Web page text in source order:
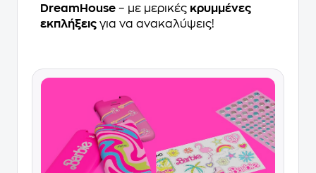
DreamHouse – με μερικές κρυμμένες
εκπλήξεις για να ανακαλύψεις!